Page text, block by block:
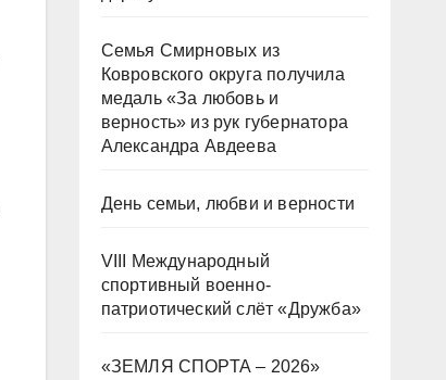
Семья Смирновых из
Ковровского округа получила
медаль «За любовь и
верность» из рук губернатора
Александра Авдеева
День семьи, любви и верности
VIII Международный
спортивный военно-
патриотический слёт «Дружба»
«ЗЕМЛЯ СПОРТА – 2026»